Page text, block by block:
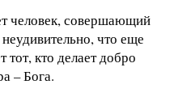
человек, совершающий
что еще
кто делает добро
– Бога.